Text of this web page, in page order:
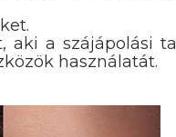
a szájápolási
használatát.